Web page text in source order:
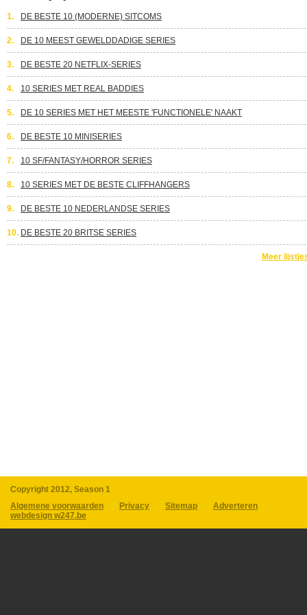
1. DE BESTE 10 (MODERNE) SITCOMS
2. DE 10 MEEST GEWELDDADIGE SERIES
3. DE BESTE 20 NETFLIX-SERIES
4. 10 SERIES MET REAL BADDIES
5. DE 10 SERIES MET HET MEESTE 'FUNCTIONELE' NAAKT
6. DE BESTE 10 MINISERIES
7. 10 SF/FANTASY/HORROR SERIES
8. 10 SERIES MET DE BESTE CLIFFHANGERS
9. DE BESTE 10 NEDERLANDSE SERIES
10. DE BESTE 20 BRITSE SERIES
Meer
Copyright 2012, Season 1
Algemene voorwaarden
Privacy Sitemap
Adverteren
webdesign w247.be